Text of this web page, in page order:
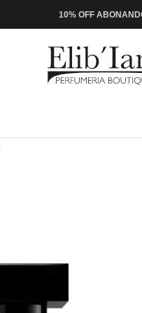
10% OFF